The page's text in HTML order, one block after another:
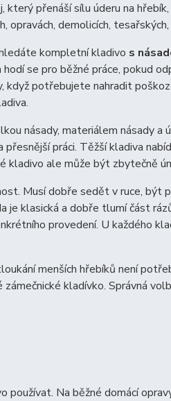
přenáší sílu úderu na
demolicích,
kompletní kladivo s
se pro běžné práce, pokud
když potřebujete nahradit
násady, materiálem násady a
přesnější práci. Těžší kladiva
kladivo ale může být zbytečně
Musí dobře sedět v ruce, být
je klasická a dobře tlumí část
provedení. U každého
menších hřebíků není
kladívko. Správná
používat. Na běžné domácí